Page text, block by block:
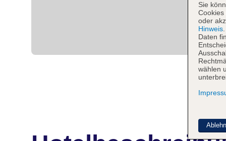
Sie
Cookies
oder
Hinweis
Daten
wählen